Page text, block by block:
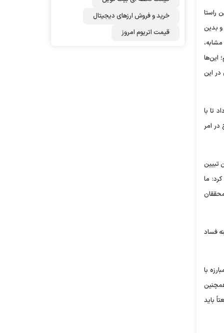
راستا
بدین
این‌ها
این
تا با
در امر
تبیین
ما
فساد
با
باید
خرید و فروش ارزهای دیجیتال
قیمت اتریوم امروز